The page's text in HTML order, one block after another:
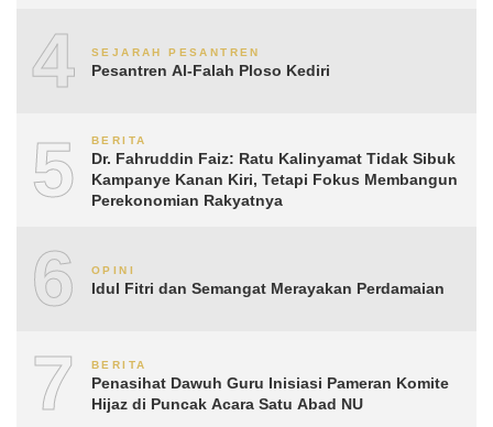
4 SEJARAH PESANTREN
Pesantren Al-Falah Ploso Kediri
5 BERITA
Dr. Fahruddin Faiz: Ratu Kalinyamat Tidak Sibuk
Kampanye Kanan Kiri, Tetapi Fokus Membangun
Perekonomian Rakyatnya
6 OPINI
Idul Fitri dan Semangat Merayakan Perdamaian
7 BERITA
Penasihat Dawuh Guru Inisiasi Pameran Komite
Hijaz di Puncak Acara Satu Abad NU